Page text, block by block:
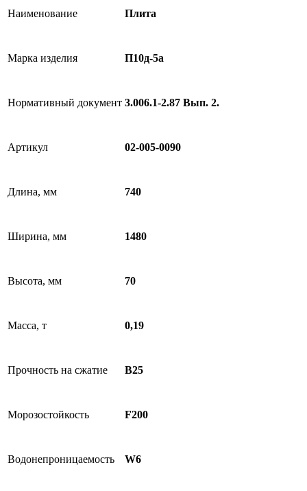
Наименование Плита
Марка изделия П10д-5а
Нормативный документ 3.006.1-2.87 Вып. 2.
Артикул 02-005-0090
Длина, мм 740
Ширина, мм 1480
Высота, мм 70
Масса, т 0,19
Прочность на сжатие B25
Морозостойкость F200
Водонепроницаемость W6